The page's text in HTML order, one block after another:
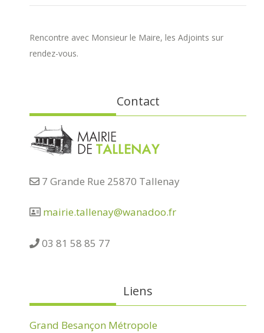
Rencontre avec Monsieur le Maire, les Adjoints sur
rendez-vous.
Contact
7 Grande Rue 25870 Tallenay
mairie.tallenay@wanadoo.fr
03 81 58 85 77
Liens
Grand Besançon Métropole